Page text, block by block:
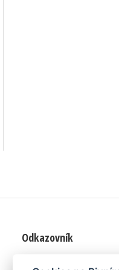
Odkazovník
Blog| Nápady & připomínky